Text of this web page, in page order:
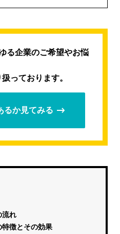
る企業のご希望やお悩
っております。
るか見てみる
流れ
徴とその効果